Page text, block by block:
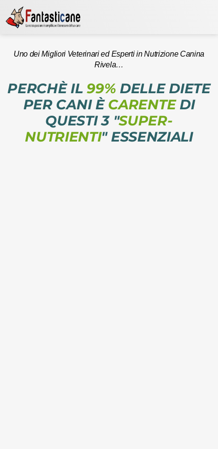
Uno dei Migliori Veterinari ed Esperti in Nutrizione Canina
Rivela…
PERCHÈ IL99% DELLE DIETE
PER CANI ÈCARENTEDI
QUESTI 3 "SUPER-
NUTRIENTI" ESSENZIALI